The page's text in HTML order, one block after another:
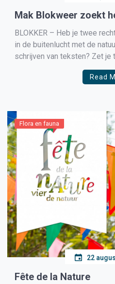
Mak Blokweer zoekt
BLOKKER – Heb je twee
in de buitenlucht met de
schrijven van teksten? Zet je
vrijwilliger bij een
verschillende functies isRead
Flora en fauna
22
Fête de la Nature